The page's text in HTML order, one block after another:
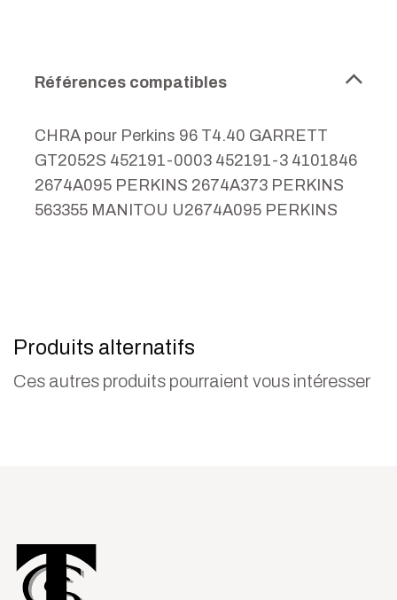
Références compatibles
CHRA pour Perkins 96 T4.40 GARRETT
GT2052S 452191-0003 452191-3 4101846
2674A095 PERKINS 2674A373 PERKINS
563355 MANITOU U2674A095 PERKINS
Produits alternatifs
Ces autres produits pourraient vous intéresser